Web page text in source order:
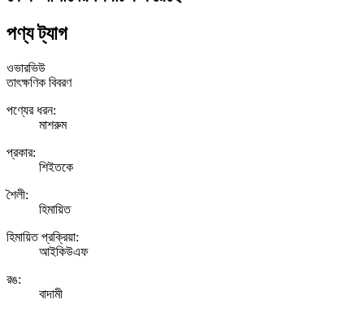
পণ্য ট্যাগ
ওভারভিউ
তাৎক্ষণিক বিবরণ
পণ্যের ধরন:
মাশরুম
প্রকার:
শিইতকে
শৈলী:
হিমায়িত
হিমায়িত প্রক্রিয়া:
আইকিউএফ
রঙ:
বাদামী